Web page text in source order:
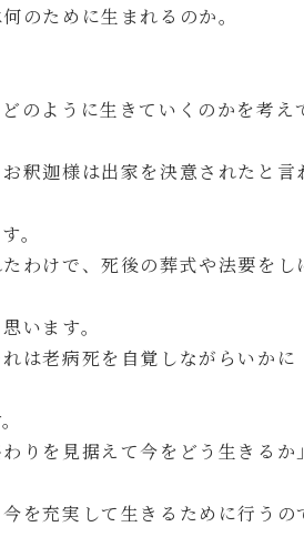
のために生まれるのか。
のように生きていくのかを考え
釈迦様は出家を決意されたと言
。
わけで、死後の葬式や法要をし
います。
は老病死を自覚しながらいかに
りを見据えて今をどう生きるか
を充実して生きるために行うの